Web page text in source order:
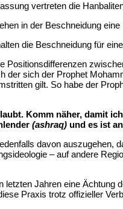
vertreten die
in der Beschneidung
die Beschneidung für
Positionsdifferenzen
der sich der Prophet
gilt. So habe der
Komm näher, damit
(ashraq) und es ist
davon auszugehen,
– auf andere
letzten Jahren eine Ächtung
Praxis trotz offizieller